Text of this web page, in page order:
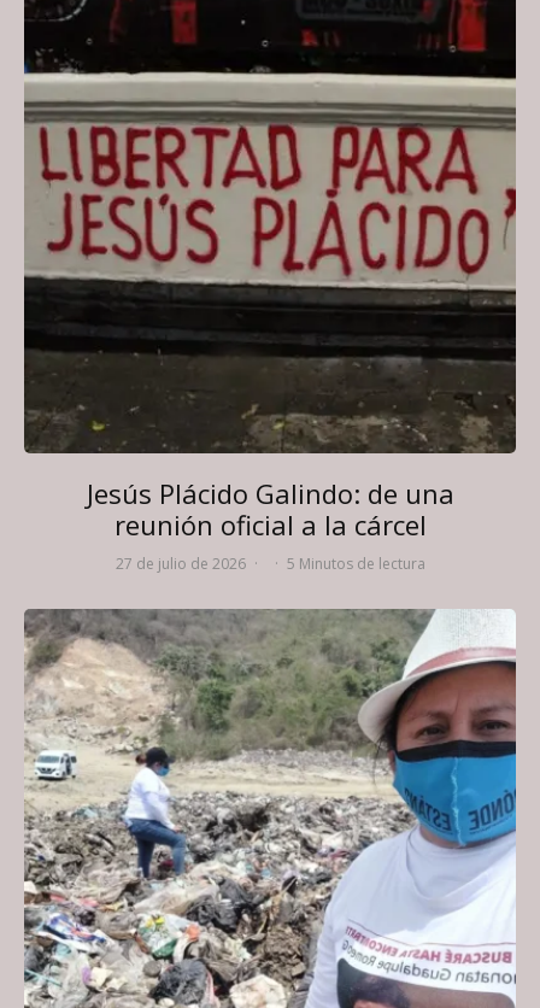
Jesús Plácido Galindo: de una
reunión oficial a la cárcel
27 de julio de 2026 · · 5 Minutos de lectura